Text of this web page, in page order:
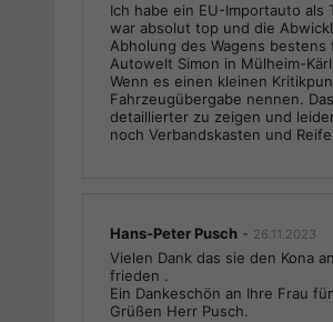
Ich habe ein EU-Importauto
war absolut top und die
Abholung des Wagens
Autowelt Simon in Mülheim-
Wenn es einen kleinen
Fahrzeugübergabe nennen.
detaillierter zu zeigen und
noch Verbandskasten und
Hans-Peter Pusch - 26.11.2023
Vielen Dank das sie den Kona
frieden .
Ein Dankeschön an Ihre Frau
Grüßen Herr Pusch.